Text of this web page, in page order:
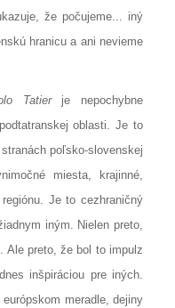
že počujeme... iný
hranicu a ani nevieme
Tatierje nepochybne
oblasti. Je to
poľsko-slovenskej
miesta, krajinné,
Je to cezhraničný
iným. Nielen preto,
Ale preto, že bol to impulz
inšpiráciou pre iných.
meradle, dejiny